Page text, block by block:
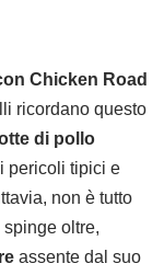
Chicken Road
ricordano questo
di pollo
pericoli tipici e
non è tutto
spinge oltre,
assente dal suo